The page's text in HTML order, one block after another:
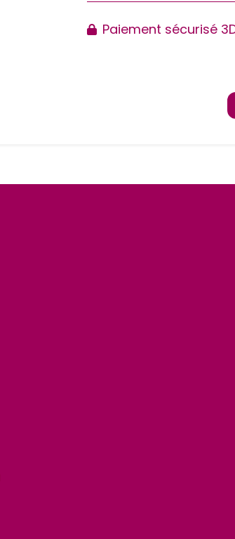
Paiement sécurisé